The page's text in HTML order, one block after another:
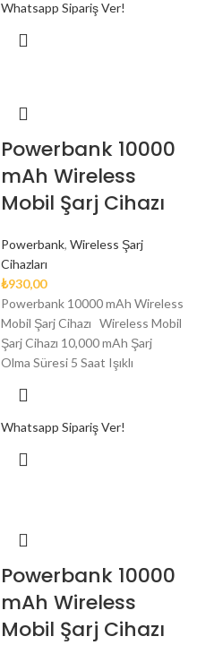
Whatsapp Sipariş Ver!
Powerbank 10000
mAh Wireless
Mobil Şarj Cihazı
Powerbank, Wireless Şarj
Cihazları
₺930,00
Powerbank 10000 mAh Wireless
Mobil Şarj Cihazı Wireless Mobil
Şarj Cihazı 10,000 mAh Şarj
Olma Süresi 5 Saat Işıklı
Whatsapp Sipariş Ver!
Powerbank 10000
mAh Wireless
Mobil Şarj Cihazı